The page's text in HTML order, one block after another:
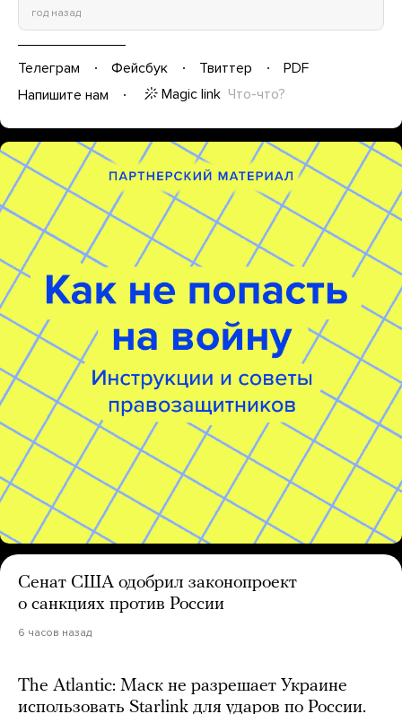
год назад
Телеграм Фейсбук Твиттер
PDF
Напишите нам
Magic link Что-что?
Сенат США одобрил законопроект
о санкциях против России
6 часов назад
The Atlantic: Маск не разрешает Украине
использовать Starlink для ударов по России.